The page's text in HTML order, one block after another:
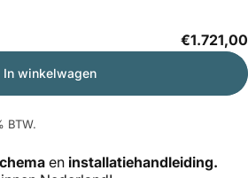
€1.721,00
In winkelwagen
BTW.
en installatiehandleiding.